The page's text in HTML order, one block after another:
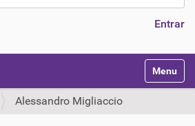
Entrar
Toggle
Alessandro Migliaccio